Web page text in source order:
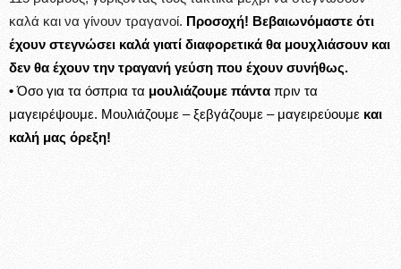
καλά και να γίνουν τραγανοί. Προσοχή! Βεβαιωνόμαστε ότι
έχουν στεγνώσει καλά γιατί διαφορετικά θα μουχλιάσουν και
δεν θα έχουν την τραγανή γεύση που έχουν συνήθως.
•Όσο για τα όσπρια τα μουλιάζουμε πάντα πριν τα
μαγειρέψουμε. Μουλιάζουμε – ξεβγάζουμε – μαγειρεύουμε και
καλή μας όρεξη!